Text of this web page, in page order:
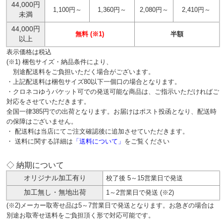
44,000円
未満
1,100円～ 1,360円～ 2,080円～ 2,410円～
44,000円
以上
無料 (※1) 半額
表示価格は税込
(※1) 梱包サイズ・納品条件により、
別途配送料をご負担いただく場合がございます。
・上記配送料は梱包サイズ80以下一個口の場合となります。
・クロネコゆうパケット可での発送可能な商品は、ご指示いただければご
対応をさせていただきます。
全国一律385円での出荷となります。お届けはポスト投函となり、配送時
の保障はございません。
・ 配送料は当店にてご注文確認後に追加させていただきます。
・ 送料に関する詳細は 「送料について」 をご覧ください
◇ 納期について
オリジナル加工有り
校了後 5～15営業日で発送
加工無し・無地出荷
1～2営業日で発送 (※2)
(※2)メーカー取寄せ品は5～7営業日で発送となります。お急ぎの場合は
別途お取寄せ送料をご負担頂く形で対応可能です。